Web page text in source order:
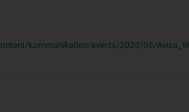
kommunikation/events/2023/05/